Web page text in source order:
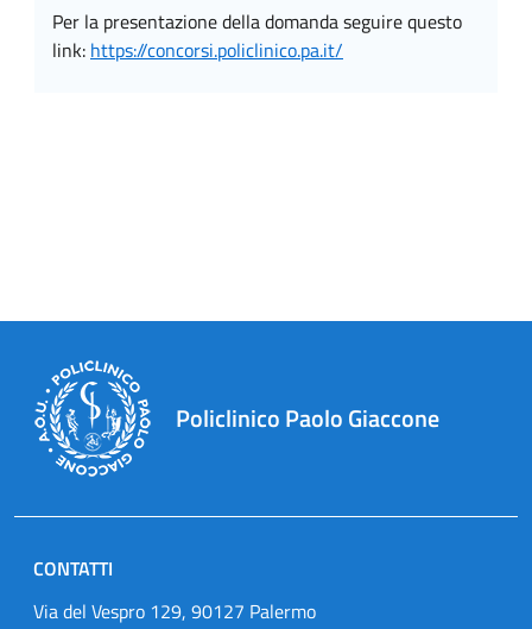
per la presentazione della domanda seguire questo
link: https://concorsi.policlinico.pa.it/
Policlinico Paolo Giaccone
CONTATTI
Via del Vespro 129, 90127 Palermo